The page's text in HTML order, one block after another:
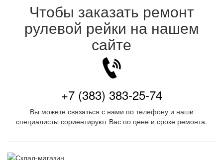
Чтобы заказать ремонт
рулевой рейки на нашем
сайте
+7 (383) 383-25-74
Вы можете связаться с нами по телефону и наши
специалисты сориентируют Вас по цене и сроке ремонта.